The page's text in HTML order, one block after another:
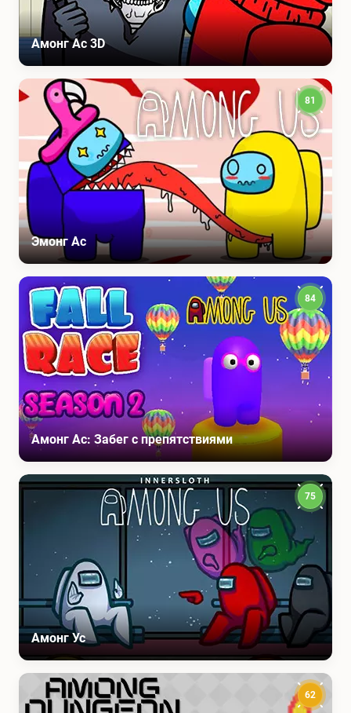
Амонг Ас 3D
Эмонг Ас
81
Амонг Ас: Забег с препятствиями
84
Амонг Ус
75
62